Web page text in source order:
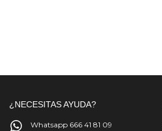
¿NECESITAS AYUDA?
Whatsapp 666 41 81 09